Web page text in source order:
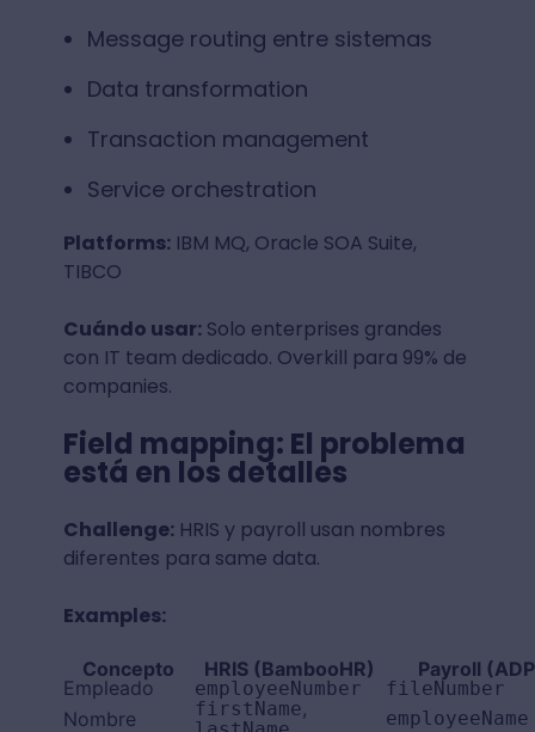
Message routing entre sistemas
Data transformation
Transaction management
Service orchestration
Platforms:IBM MQ, Oracle SOA Suite,
TIBCO
Cuándo usar:Solo enterprises grandes
con IT team dedicado. Overkill para 99% de
companies.
Field mapping: El problema
está en los detalles
Challenge:HRIS y payroll usan nombres
diferentes para same data.
Examples:
Concepto HRIS (BambooHR)
Payroll
Empleado
employeeNumber fileNumber
Nombre firstName, employeeName